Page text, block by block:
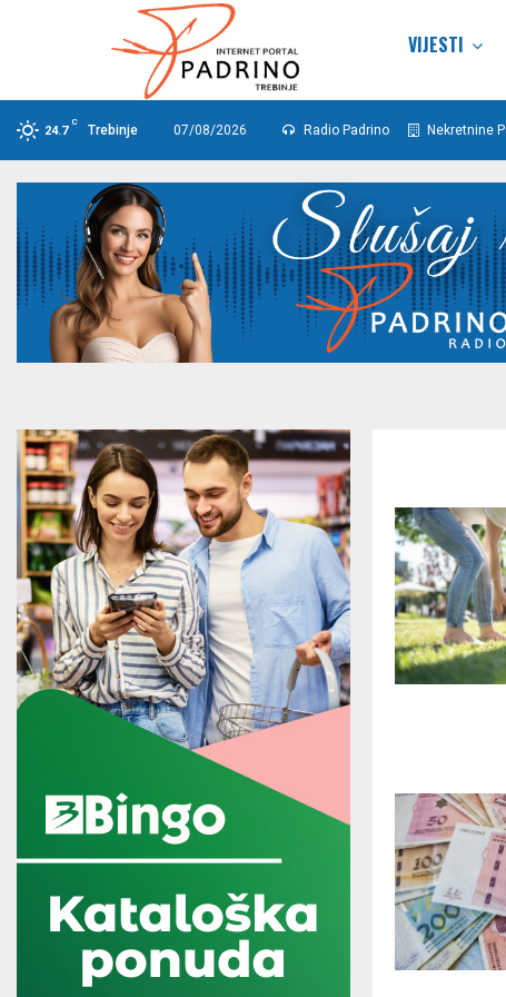
VIJESTI
24.7
C
Trebinje 07/08/2026 Radio Padrino Nekretnine